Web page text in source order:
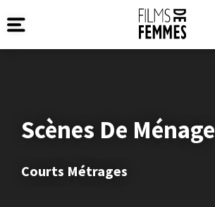
Scènes De Ménage
Courts Métrages